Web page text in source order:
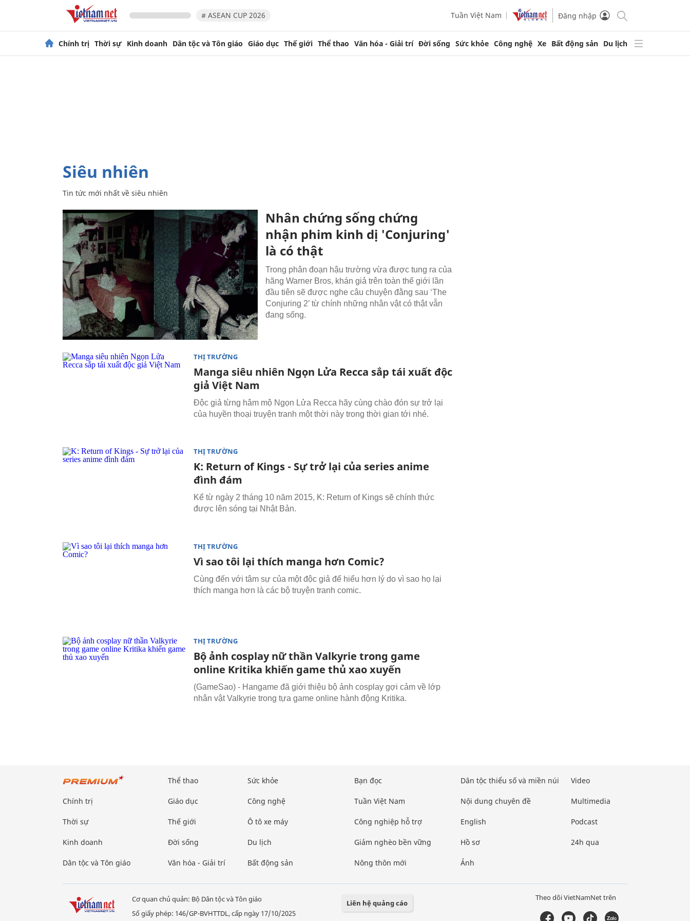
# ASEAN CUP 2026 Tuần Việt Nam Đăng nhập
Chính trị Thời sự Kinh doanh Dân tộc và Tôn giáo Giáo dục Thế giới Thể thao Văn hóa - Giải trí Đời sống Sức khỏe Công nghệ Xe Bất động sản Du lịch
siêu nhiên
Tin tức mới nhất về siêu nhiên
Nhân chứng sống chứng
nhận phim kinh dị 'Conjuring'
là có thật
Trong phân đoạn hậu trường vừa được tung ra của
hãng Warner Bros, khán giả trên toàn thế giới lần
đầu tiên sẽ được nghe câu chuyện đằng sau ‘The
Conjuring 2’ từ chính những nhân vật có thật vẫn
đang sống.
THỊ TRƯỜNG
Manga siêu nhiên Ngọn Lửa Recca sắp tái xuất độc
giả Việt Nam
Độc giả từng hâm mộ Ngọn Lửa Recca hãy cùng chào đón sự trở lại
của huyền thoại truyện tranh một thời này trong thời gian tới nhé.
THỊ TRƯỜNG
K: Return of Kings - Sự trở lại của series anime
đình đám
Kể từ ngày 2 tháng 10 năm 2015, K: Return of Kings sẽ chính thức
được lên sóng tại Nhật Bản.
THỊ TRƯỜNG
Vì sao tôi lại thích manga hơn Comic?
Cùng đến với tâm sự của một độc giả để hiểu hơn lý do vì sao họ lại
thích manga hơn là các bộ truyện tranh comic.
THỊ TRƯỜNG
Bộ ảnh cosplay nữ thần Valkyrie trong game
online Kritika khiến game thủ xao xuyến
(GameSao) - Hangame đã giới thiệu bộ ảnh cosplay gợi cảm về lớp
nhân vật Valkyrie trong tựa game online hành động Kritika.
Chính trị
Thời sự
Kinh doanh
Dân tộc và Tôn giáo
Thể thao
Giáo dục
Thế giới
Đời sống
Văn hóa - Giải trí
Sức khỏe
Công nghệ
Ô tô xe máy
Du lịch
Bất động sản
Bạn đọc
Tuần Việt Nam
Công nghiệp hỗ trợ
Giảm nghèo bền vững
Nông thôn mới
Dân tộc thiểu số và miền núi
Nội dung chuyên đề
English
Hồ sơ
Ảnh
Video
Multimedia
Podcast
24h qua
Cơ quan chủ quản: Bộ Dân tộc và Tôn giáo
Số giấy phép: 146/GP-BVHTTDL, cấp ngày 17/10/2025
Liên hệ quảng cáo
Theo dõi VietNamNet trên